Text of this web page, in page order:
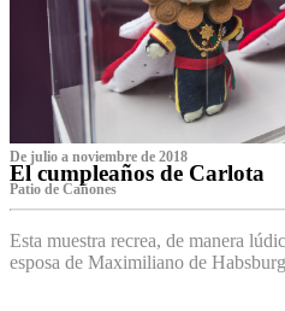
De julio a noviembre de 2018
El cumpleaños de Carlota
Patio de Cañones
Esta muestra recrea, de manera
esposa de Maximiliano de